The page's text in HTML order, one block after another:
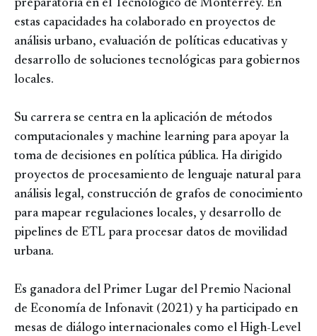
preparatoria en el Tecnológico de Monterrey. En
estas capacidades ha colaborado en proyectos de
análisis urbano, evaluación de políticas educativas y
desarrollo de soluciones tecnológicas para gobiernos
locales.
Su carrera se centra en la aplicación de métodos
computacionales y machine learning para apoyar la
toma de decisiones en política pública. Ha dirigido
proyectos de procesamiento de lenguaje natural para
análisis legal, construcción de grafos de conocimiento
para mapear regulaciones locales, y desarrollo de
pipelines de ETL para procesar datos de movilidad
urbana.
Es ganadora del Primer Lugar del Premio Nacional
de Economía de Infonavit (2021) y ha participado en
mesas de diálogo internacionales como el High-Level